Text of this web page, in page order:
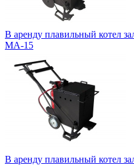
В аренду плавильный котел
МА-15
В аренду плавильный котел